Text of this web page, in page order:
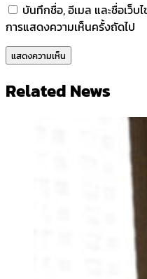
บันทึกชื่อ, อีเมล และชื่อเว็บ
การแสดงความเห็นครั้งถัดไป
Related News